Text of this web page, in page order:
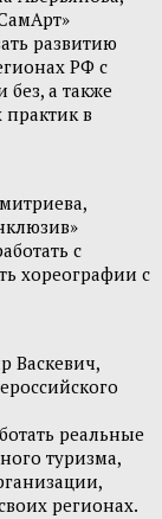
развитию
РФ с
а также
в
с
хореографии с
Васкевич,
реальные
туризма,
регионах.